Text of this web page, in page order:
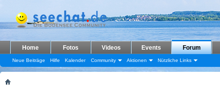
Home Fotos Videos Events Forum
Neue Beiträge Hilfe Kalender Community Aktionen Nützliche Links